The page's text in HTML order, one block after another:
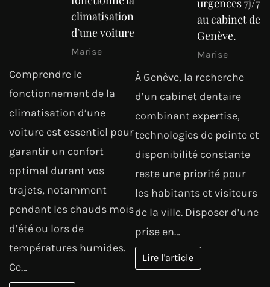
climatisation
d’une voiture
Marise
Comprendre le
fonctionnement de la
climatisation d’une
voiture est essentiel pour
garantir un confort
optimal durant vos
trajets, notamment
pendant les chauds mois
d’été ou lors de
températures humides.
Ce…
au cabinet de
Genève.
Marise
À Genève, la recherche
d’un cabinet dentaire
combinant expertise,
technologies de pointe et
disponibilité constante
reste une priorité pour
les habitants et visiteurs
de la ville. Disposer d’une
prise en…
Lire l'article